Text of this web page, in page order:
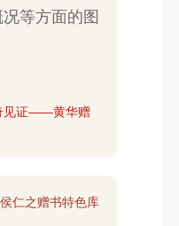
等方面的图
见证——黄华赠
侯仁之赠书特色库